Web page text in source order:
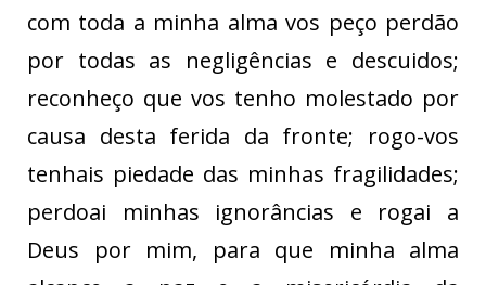
com toda a minha alma vos peço perdão
por todas as negligências e descuidos;
reconheço que vos tenho molestado por
causa desta ferida da fronte; rogo-vos
tenhais piedade das minhas fragilidades;
perdoai minhas ignorâncias e rogai a
Deus por mim, para que minha alma